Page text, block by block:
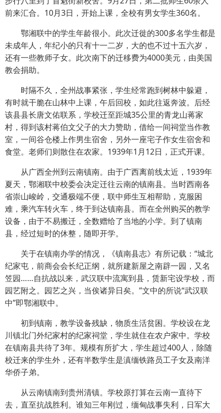
前来汇合。10月3日，开始上课，全校有男女学生360名。
鄂湘联中的学生年龄很小。此次迁徙的300多名学生都是
未成年人，年纪小的只有十一二岁，大的也不过十五六岁，
还有一些教师子女。此次南下的迁移费为4000美元，由美国
教会捐助。
时隔不久，全州战事紧张，学生经常跑到树林中躲避，
有时就干脆在山林中上课，午后回校，如此往返奔波。后经
该县县长唐文佑联系，学校迁至距城35公里的青龙山蒋家
村，得到该村蒋伯文父子的大力赞助，借给一间祠堂当作教
室，一间谷仓楼上作男生宿舍，另外一座宅子作女生宿舍和
食堂。老师们则散住在农家。1939年1月12日，正式开课。
从广西全州到云南镇南。由于广西离前线太近，1939年
夏天，鄂湘联中校委会决定迁往云南的镇南县。当时西南各
省崇山峻岭，交通极端不便，联中师生互相帮助，克服困
难，乘汽车转火车，终于到达镇南县。而在全州购买的教学
设备，由于不易搬迁，全数赠给了当地的小学。到了镇南
县，经过短时的休整，随即开学。
关于在镇南办学的情况，《镇南县志》有所记载：“城北
纪家屯，前商会会长纪正纲，就所建新屋之南辟一园，又名
笠园……自抗战以来，武汉联中流寓到县，赁新宅设学校，而
园艺附之。园艺之兴，当俟诸异日矣。”文中的所说“武汉联
中”即鄂湘联中。
初到镇南，教学设备残缺，物质生活贫困。学校设在龙
川镇北门外纪家村的纪家祠堂，学生就住在农户家中。学校
在镇南县共待了3年。规模有所扩大，学生超过400人，除随
校迁来的学生外，还有半数学生是滇缅铁路员工子女及南洋
华侨子弟。
从云南镇南到贵州清镇。学校原打算在云南一直待下
去，直至抗战胜利。谁知三年刚过，缅甸战事失利，日军大